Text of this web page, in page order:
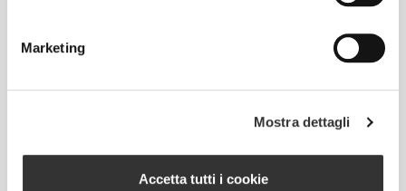
Marketing
Mostra dettagli
Accetta tutti i cookie
è un'avanzata tecnologia di lavorazione a
maglia sviluppata da Prozis che dà vita a capi di
abbigliamento ad alte prestazioni, come una